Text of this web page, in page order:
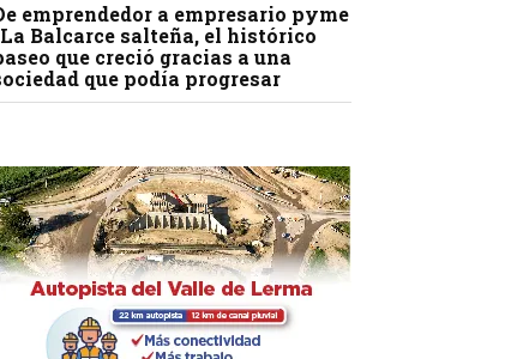
emprendedor a empresario pyme
Balcarce salteña, el histórico
que creció gracias a una
que podía progresar